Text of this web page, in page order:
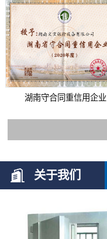
湖南守合同重信用企业
关于我们